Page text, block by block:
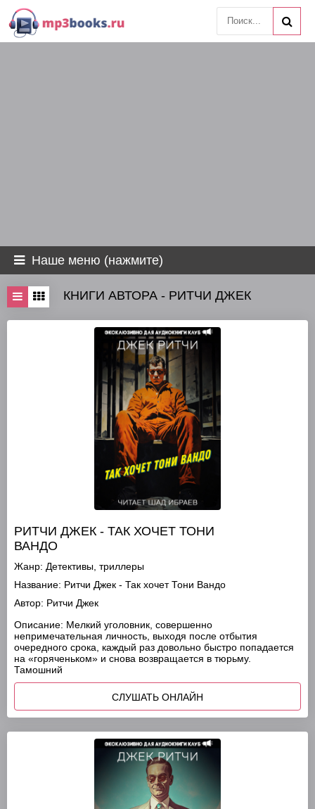
Наше меню (нажмите)
КНИГИ АВТОРА - РИТЧИ ДЖЕК
РИТЧИ ДЖЕК - ТАК ХОЧЕТ ТОНИ
ВАНДО
Жанр: Детективы, триллеры
Название: Ритчи Джек - Так хочет Тони Вандо
Автор: Ритчи Джек
Описание: Мелкий уголовник, совершенно
непримечательная личность, выходя после отбытия
очередного срока, каждый раз довольно быстро попадается
на «горяченьком» и снова возвращается в тюрьму.
Тамошний
СЛУШАТЬ ОНЛАЙН